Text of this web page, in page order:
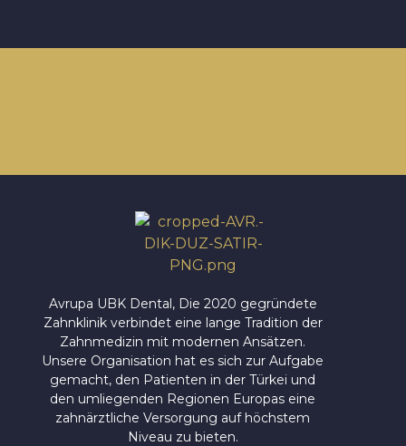
Avrupa UBK Dental, Die 2020 gegründete
Zahnklinik verbindet eine lange Tradition der
Zahnmedizin mit modernen Ansätzen.
Unsere Organisation hat es sich zur Aufgabe
gemacht, den Patienten in der Türkei und
den umliegenden Regionen Europas eine
zahnärztliche Versorgung auf höchstem
Niveau zu bieten.